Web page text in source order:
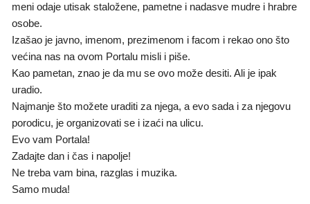
meni odaje utisak staložene, pametne i nadasve mudre i hrabre
osobe.
Izašao je javno, imenom, prezimenom i facom i rekao ono što
većina nas na ovom Portalu misli i piše.
Kao pametan, znao je da mu se ovo može desiti. Ali je ipak
uradio.
Najmanje što možete uraditi za njega, a evo sada i za njegovu
porodicu, je organizovati se i izaći na ulicu.
Evo vam Portala!
Zadajte dan i čas i napolje!
Ne treba vam bina, razglas i muzika.
Samo muda!